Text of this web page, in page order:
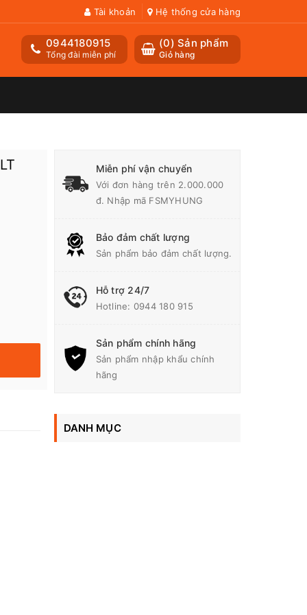
Tài khoản Hệ thống cửa hàng
(0) Sản phẩm
Giỏ hàng
0944180915
Tổng đài miễn phí
Miễn phí vận chuyển
Với đơn hàng trên 2.000.000
đ. Nhập mã FSMYHUNG
Bảo đảm chất lượng
Sản phẩm bảo đảm chất lượng.
Hỗ trợ 24/7
Hotline: 0944 180 915
Sản phẩm chính hãng
Sản phẩm nhập khẩu chính
hãng
DANH MỤC